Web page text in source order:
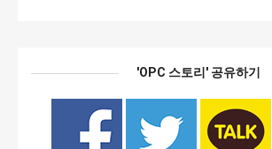
'OPC 스토리' 공유하기